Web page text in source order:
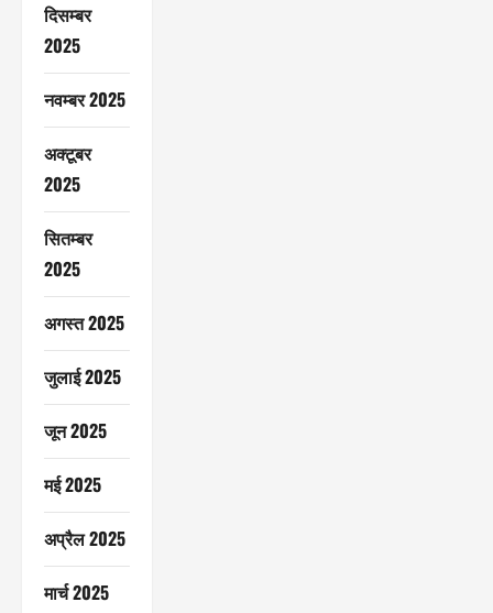
दिसम्बर
2025
नवम्बर 2025
अक्टूबर
2025
सितम्बर
2025
अगस्त 2025
जुलाई 2025
जून 2025
मई 2025
अप्रैल 2025
मार्च 2025